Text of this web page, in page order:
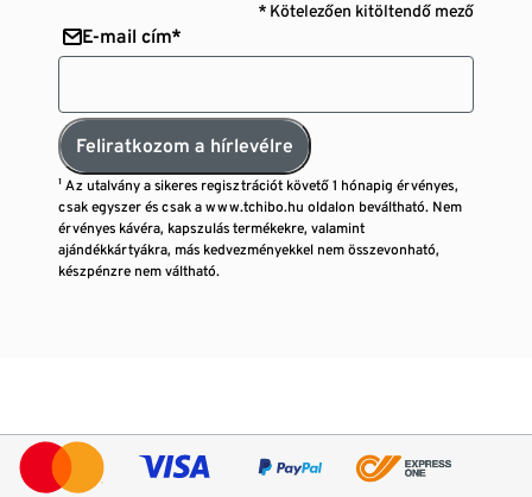
* Kötelezően kitöltendő mező
E-mail cím*
Feliratkozom a hírlevélre
¹ Az utalvány a sikeres regisztrációt követő 1 hónapig érvényes,
csak egyszer és csak a www.tchibo.hu oldalon beváltható. Nem
érvényes kávéra, kapszulás termékekre, valamint
ajándékkártyákra, más kedvezményekkel nem összevonható,
készpénzre nem váltható.